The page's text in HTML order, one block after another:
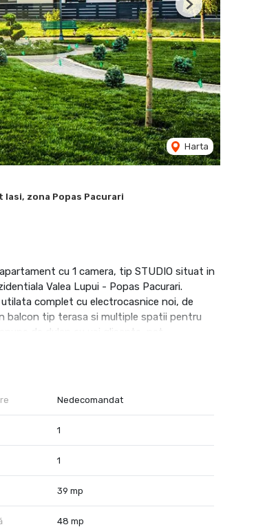
Harta
Next
zona Popas Pacurari
cu 1 camera, tip STUDIO situat in
Valea Lupui - Popas Pacurari.
complet cu electrocasnice noi, de
balcon tip terasa si multiple spatii pentru
de dulap cu usi glisante, pat
termic este asigurat de incalzire cu
Nedecomandat
1
1
39 mp
48 mp